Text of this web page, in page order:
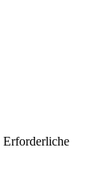
Erforderliche